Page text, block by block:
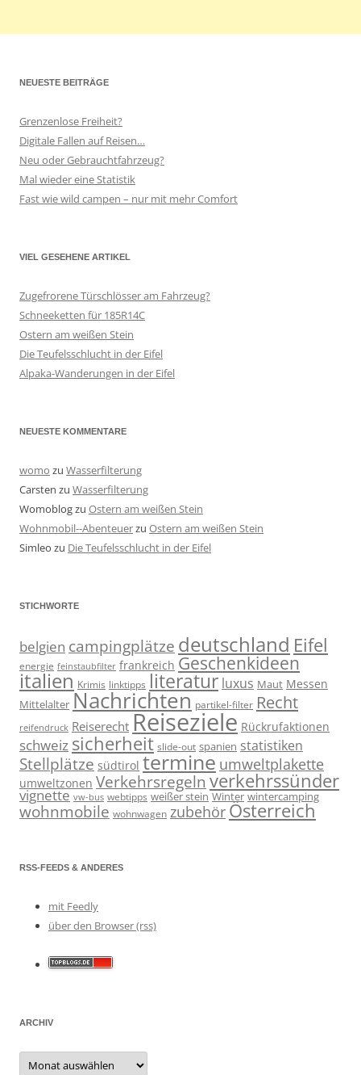
NEUESTE BEITRÄGE
Grenzenlose Freiheit?
Digitale Fallen auf Reisen…
Neu oder Gebrauchtfahrzeug?
Mal wieder eine Statistik
Fast wie wild campen – nur mit mehr Comfort
VIEL GESEHENE ARTIKEL
Zugefrorene Türschlösser am Fahrzeug?
Schneeketten für 185R14C
Ostern am weißen Stein
Die Teufelsschlucht in der Eifel
Alpaka-Wanderungen in der Eifel
NEUESTE KOMMENTARE
womo zu Wasserfilterung
Carsten zu Wasserfilterung
Womoblogzu Ostern am weißen Stein
Wohnmobil--Abenteuerzu Ostern am weißen Stein
Simleo zu Die Teufelsschlucht in der Eifel
STICHWORTE
belgien campingplätze deutschland Eifel
energie feinstaubfilter frankreich Geschenkideen
italien Krimis linktipps literatur luxus Maut Messen
Mittelalter Nachrichten partikel-filter Recht
reifendruck Reiserecht Reiseziele Rückrufaktionen
schweiz sicherheit slide-out spanien statistiken
Stellplätze südtirol termine umweltplakette
umweltzonen Verkehrsregeln verkehrssünder
vignette vw-bus webtipps weißer stein Winter wintercamping
wohnmobile wohnwagen zubehör Österreich
RSS-FEEDS & ANDERES
mit Feedly
über den Browser (rss)
ARCHIV
Archiv